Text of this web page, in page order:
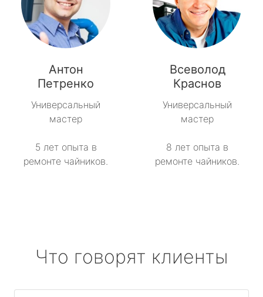
Антон
Петренко
Универсальный
мастер
5 лет опыта в
ремонте чайников.
Всеволод
Краснов
Универсальный
мастер
8 лет опыта в
ремонте чайников.
Что говорят клиенты